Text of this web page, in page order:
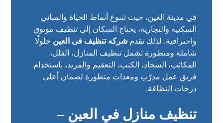
في مدينة العين، حيث تتنوع أنماط الحياة والمباني
السكنية والتجارية، يحتاج السكان إلى تنظيف موثوق
واحترافية. لذلك تقدمشركه تنظيف فى العين حلولًا
شاملة ومتطورة تشمل تنظيف المنازل، الفلل،
المكاتب، السجاد، الكنب، التعقيم والمزيد، باستخدام
فريق عمل مدرّب ومعدات متطورة لضمان أعلى
درجات النظافة.
تنظيف منازل في العين –